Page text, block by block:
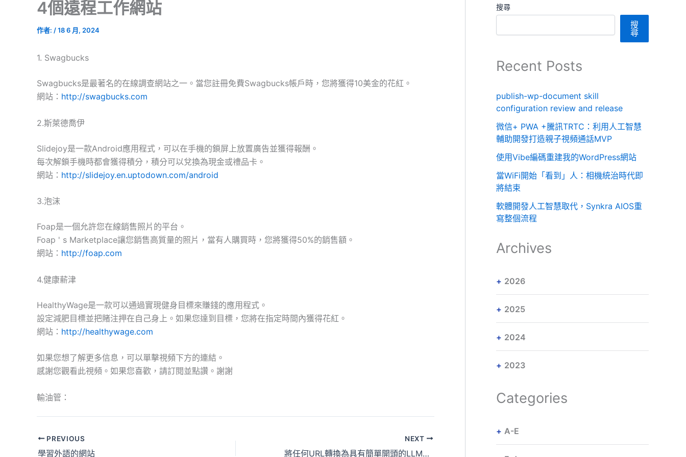
4個遠程工作網站
作者: /18 6 月, 2024
1. Swagbucks
Swagbucks是最著名的在線調查網站之一。當您註冊免費Swagbucks帳戶時，您將獲得10美金的花紅。
網站： http://swagbucks.com
2.斯萊德喬伊
Slidejoy是一款Android應用程式，可以在手機的鎖屏上放置廣告並獲得報酬。
每次解鎖手機時都會獲得積分，積分可以兌換為現金或禮品卡。
網站： http://slidejoy.en.uptodown.com/android
3.泡沫
Foap是一個允許您在線銷售照片的平台。
Foap ' s Marketplace讓您銷售高質量的照片，當有人購買時，您將獲得50%的銷售額。
網站： http://foap.com
4.健康薪津
HealthyWage是一款可以通過實現健身目標來賺錢的應用程式。
設定減肥目標並把賭注押在自己身上。如果您達到目標，您將在指定時間內獲得花紅。
網站： http://healthywage.com
如果您想了解更多信息，可以單擊視頻下方的連結。
感謝您觀看此視頻。如果您喜歡，請訂閱並點讚。謝謝
輸油管：
PREVIOUS
學習外語的網站
NEXT
將任何URL轉換為具有簡單開頭的LLM友好輸入
搜尋
搜
尋
Recent Posts
publish-wp-document skill
configuration review and release
微信+ PWA +騰訊TRTC：利用人工智慧
輔助開發打造親子視頻通話MVP
使用Vibe編碼重建我的WordPress網站
當WiFi開始「看到」人：相機統治時代即
將結束
軟體開發人工智慧取代，Synkra AIOS重
寫整個流程
Archives
2026
2025
2024
2023
Categories
A-E